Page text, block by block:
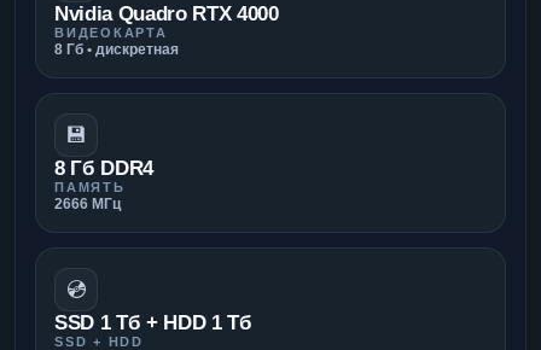
Nvidia Quadro RTX 4000
ВИДЕОКАРТА
8 Гб • дискретная
💾
8 Гб DDR4
ПАМЯТЬ
2666 МГц
💿
SSD 1 Тб + HDD 1 Тб
SSD + HDD